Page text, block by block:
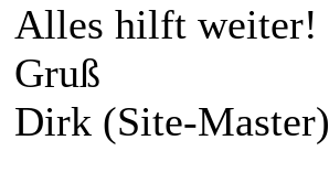
Alles hilft weiter!
Gruß
Dirk (Site-Master)